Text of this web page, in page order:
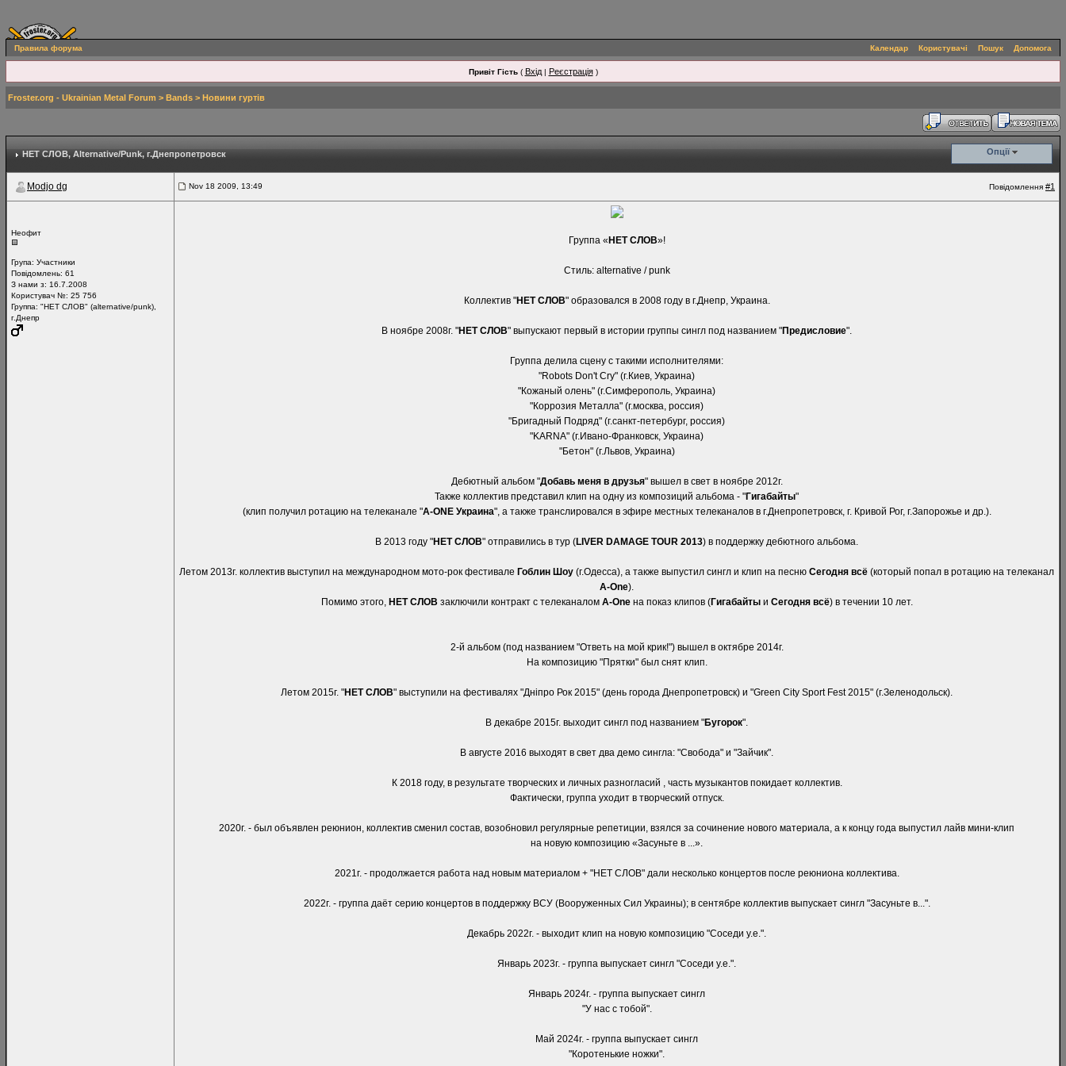
Правила форума Календар Користувачі Пошук Допомога
Привіт Гість( Вхід| Реєстрація)
Froster.org - Ukrainian Metal Forum > Bands > Новини гуртів
НЕТ СЛОВ, Alternative/Punk, г.Днепропетровск Опції
Modjo dg Nov 18 2009, 13:49 Повідомлення #1
Неофит
Група: Участники
Повідомлень: 61
З нами з: 16.7.2008
Користувач №: 25 756
Группа: "НЕТ СЛОВ" (alternative/punk),
г.Днепр
Группа « НЕТ СЛОВ»!
Стиль: alternative / punk
Коллектив "НЕТ СЛОВ" образовался в 2008 году в г.Днепр, Украина.
В ноябре 2008г. "НЕТ СЛОВ" выпускают первый в истории группы сингл под названием "Предисловие".
Группа делила сцену с такими исполнителями:
"Robots Don't Cry" (г.Киев, Украина)
"Кожаный олень" (г.Симферополь, Украина)
"Коррозия Металла" (г.москва, россия)
"Бригадный Подряд" (г.санкт-петербург, россия)
"KARNA" (г.Ивано-Франковск, Украина)
"Бетон" (г.Львов, Украина)
Дебютный альбом "Добавь меня в друзья" вышел в свет в ноябре 2012г.
Также коллектив представил клип на одну из композиций альбома - "Гигабайты"
(клип получил ротацию на телеканале "A-ONE Украина", а также транслировался в эфире местных телеканалов в г.Днепропетровск, г. Кривой Рог, г.Запорожье и др.).
В 2013 году "НЕТ СЛОВ" отправились в тур (LIVER DAMAGE TOUR 2013) в поддержку дебютного альбома.
Летом 2013г. коллектив выступил на международном мото-рок фестивале Гоблин Шоу (г.Одесса), а также выпустил сингл и клип на песню Сегодня всё (который попал в ротацию на телеканал
A-One).
Помимо этого, НЕТ СЛОВ заключили контракт с телеканалом A-Oneна показ клипов (Гигабайтыи Сегодня всё) в течении 10 лет.
2-й альбом (под названием "Ответь на мой крик!") вышел в октябре 2014г.
На композицию "Прятки" был снят клип.
Летом 2015г. "НЕТ СЛОВ" выступили на фестивалях "Днiпро Рок 2015" (день города Днепропетровск) и "Green City Sport Fest 2015" (г.Зеленодольск).
В декабре 2015г. выходит сингл под названием "Бугорок".
В августе 2016 выходят в свет два демо сингла: "Свобода" и "Зайчик".
К 2018 году, в результате творческих и личных разногласий , часть музыкантов покидает коллектив.
Фактически, группа уходит в творческий отпуск.
2020г. - был объявлен реюнион, коллектив сменил состав, возобновил регулярные репетиции, взялся за сочинение нового материала, а к концу года выпустил лайв мини-клип
на новую композицию «Засуньте в ...».
2021г. - продолжается работа над новым материалом + "НЕТ СЛОВ" дали несколько концертов после реюниона коллектива.
2022г. - группа даёт серию концертов в поддержку ВСУ (Вооруженных Сил Украины); в сентябре коллектив выпускает сингл "Засуньте в...".
Декабрь 2022г. - выходит клип на новую композицию "Соседи у.е.".
Январь 2023г. - группа выпускает сингл "Соседи у.е.".
Январь 2024г. - группа выпускает сингл
"У нас с тобой".
Май 2024г. - группа выпускает сингл
"Коротенькие ножки".